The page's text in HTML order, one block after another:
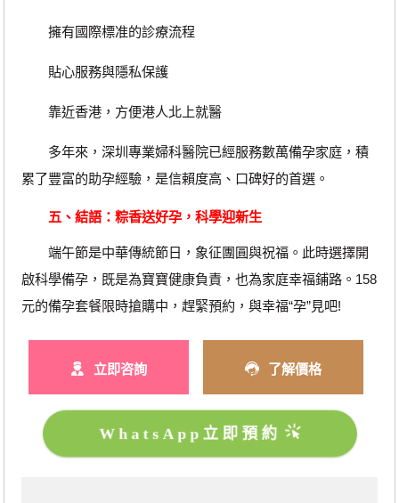
擁有國際標准的診療流程
貼心服務與隱私保護
靠近香港，方便港人北上就醫
多年來，深圳專業婦科醫院已經服務數萬備孕家庭，積
累了豐富的助孕經驗，是信賴度高、口碑好的首選。
五、結語：粽香送好孕，科學迎新生
端午節是中華傳統節日，象征團圓與祝福。此時選擇開
啟科學備孕，既是為寶寶健康負責，也為家庭幸福鋪路。158
元的備孕套餐限時搶購中，趕緊預約，與幸福“孕”見吧!
立即咨詢 了解價格
WhatsApp立即預約